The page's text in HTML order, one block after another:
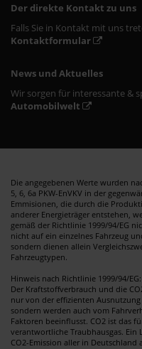
Der direkte Kontakt zu uns
Falls Sie in Kontakt mit uns
Kontaktformular
News und Aktuelles
Wir sorgen für interessante &
Automobilwelt
Die angegebenen Werte wurden
5, 6, 6a PKW-EnVKV in der
Emmisionen, die durch die
anderer Energieträger entstehen,
gemäß der Richtlinie 1999/94/EG
nicht auf ein einzelnes Fahrzeug
sondern dienen allein
Fahrzeugtypen.
Hinweis nach Richtlinie 1999/94/EG:
Der Kraftstoffverbrauch und die
nur von der effizienten Ausnutzung
sondern werden auch vom
Faktoren beeinflusst. CO2 ist das
verantwortliche Traubhausgas.
CO2-Emission aller in